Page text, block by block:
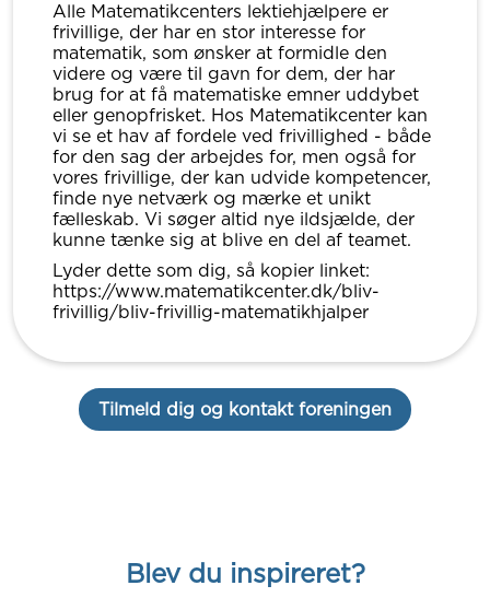
Alle Matematikcenters lektiehjælpere er
frivillige, der har en stor interesse for
matematik, som ønsker at formidle den
videre og være til gavn for dem, der har
brug for at få matematiske emner uddybet
eller genopfrisket. Hos Matematikcenter kan
vi se et hav af fordele ved frivillighed - både
for den sag der arbejdes for, men også for
vores frivillige, der kan udvide kompetencer,
finde nye netværk og mærke et unikt
fælleskab. Vi søger altid nye ildsjælde, der
kunne tænke sig at blive en del af teamet.
Lyder dette som dig, så kopier linket:
https://www.matematikcenter.dk/bliv-
frivillig/bliv-frivillig-matematikhjalper
Tilmeld dig og kontakt foreningen
Blev du inspireret?